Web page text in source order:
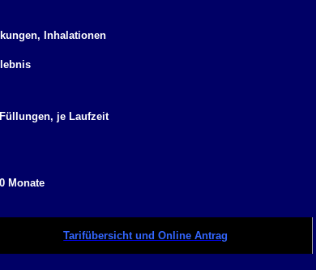
Inhalationen
je Laufzeit
Monate
Tarifübersicht und Online Antrag